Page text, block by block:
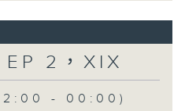
EP 2，XIX
- 00:00)